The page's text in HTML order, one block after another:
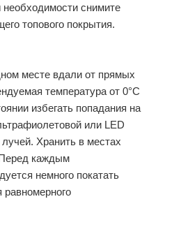
снимите
топового покрытия.
месте вдали от прямых
температура от 0°С
избегать попадания на
или LED
Хранить в местах
каждым
немного покатать